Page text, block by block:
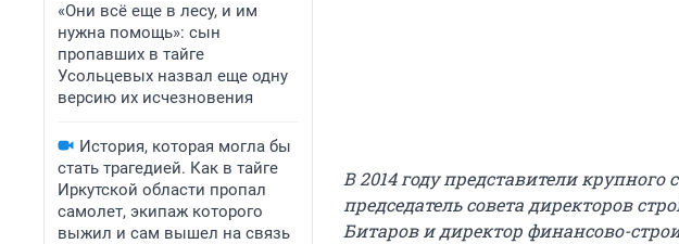
«Они всё еще в лесу, и им
нужна помощь»: сын
пропавших в тайге
Усольцевых назвал еще одну
версию их исчезновения
История, которая могла бы
стать трагедией. Как в тайге
Иркутской области пропал
самолет, экипаж которого
выжил и сам вышел на связь
В 2014 году представители крупного
председатель совета директоров
Битаров и директор финансово-